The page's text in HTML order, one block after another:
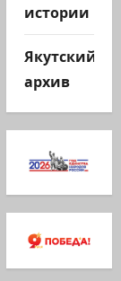
истории
Якутский
архив